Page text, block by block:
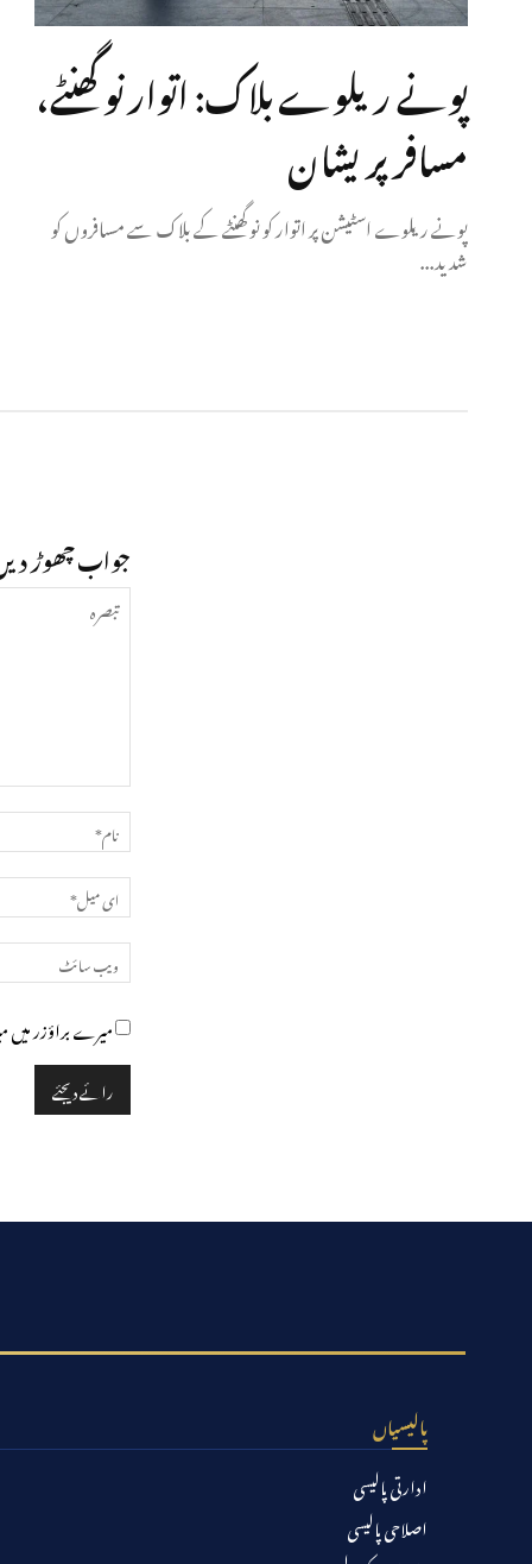
پونے ریلوے بلاک: اتوار نو گھنٹے،
مسافر پریشان
پونے ریلوے اسٹیشن پر اتوار کو نو گھنٹے کے بلاک سے مسافروں کو
شدید...
جواب چھوڑ
تبصرہ
میرے براؤزر میں
پالیسیاں
ادارتی پالیسی
اصلاحی پالیسی